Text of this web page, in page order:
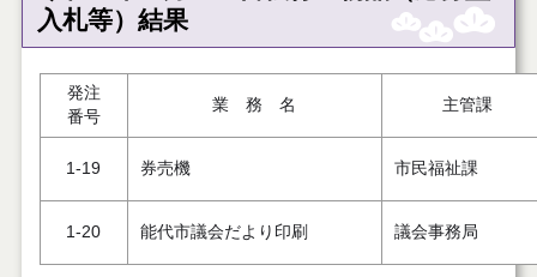
入札等）結果
発注
番号
業 務 名 主管課
1-19 券売機 市民福祉課
1-20 能代市議会だより印刷 議会事務局